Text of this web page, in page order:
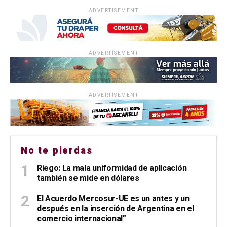
ADVERTISEMENT
ADVERTISEMENT
ADVERTISEMENT
No te pierdas
Riego: La mala uniformidad de aplicación
también se mide en dólares
El Acuerdo Mercosur-UE es un antes y un
después en la inserción de Argentina en el
comercio internacional”